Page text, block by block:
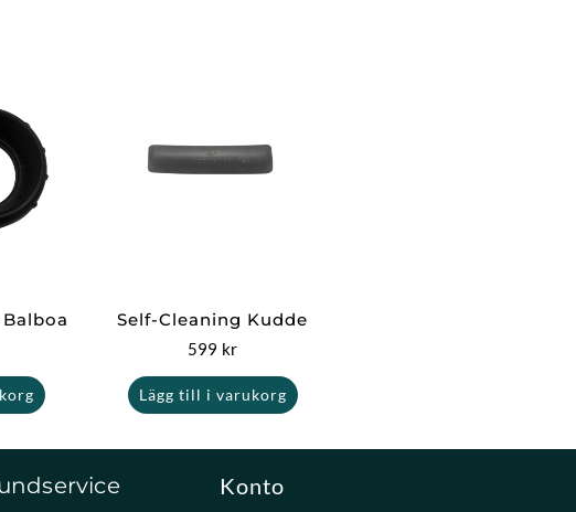
Self-Cleaning Kudde
599 kr
Lägg till i varukorg
Konto